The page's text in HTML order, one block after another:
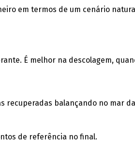
em termos de um cenário
É melhor na descolagem,
recuperadas balançando no mar
de referência no final.